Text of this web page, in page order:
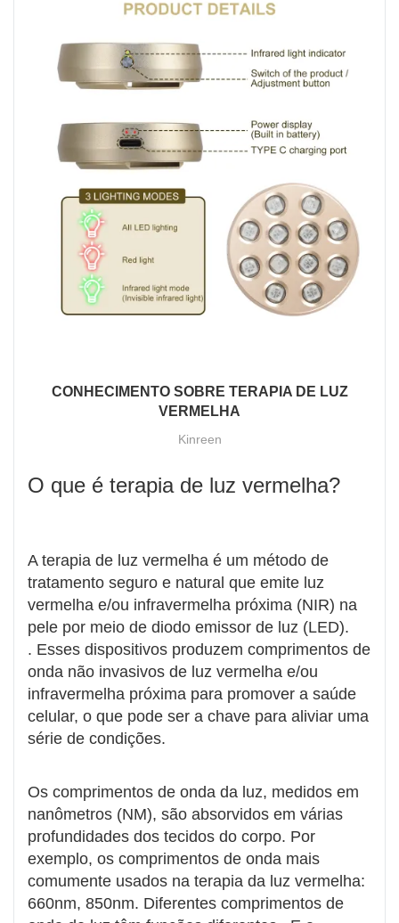
CONHECIMENTO SOBRE TERAPIA DE LUZ
VERMELHA
Kinreen
O que é terapia de luz vermelha?
A terapia de luz vermelha é um método de
tratamento seguro e natural que emite luz
vermelha e/ou infravermelha próxima (NIR) na
pele por meio de diodo emissor de luz (LED).
. Esses dispositivos produzem comprimentos de
onda não invasivos de luz vermelha e/ou
infravermelha próxima para promover a saúde
celular, o que pode ser a chave para aliviar uma
série de condições.
Os comprimentos de onda da luz, medidos em
nanômetros (NM), são absorvidos em várias
profundidades dos tecidos do corpo. Por
exemplo, os comprimentos de onda mais
comumente usados ​​na terapia da luz vermelha:
660nm, 850nm. Diferentes comprimentos de